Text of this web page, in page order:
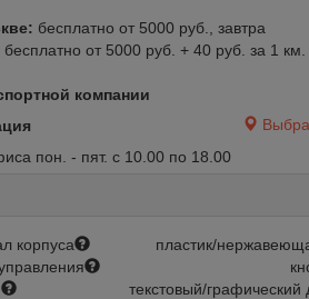
бесплатно от 5000 руб., завтра
бесплатно от 5000 руб. + 40 руб. за 1
компании
пон. - пят. с 10.00 по 18.00
корпуса
пластик/
текстовый/графический